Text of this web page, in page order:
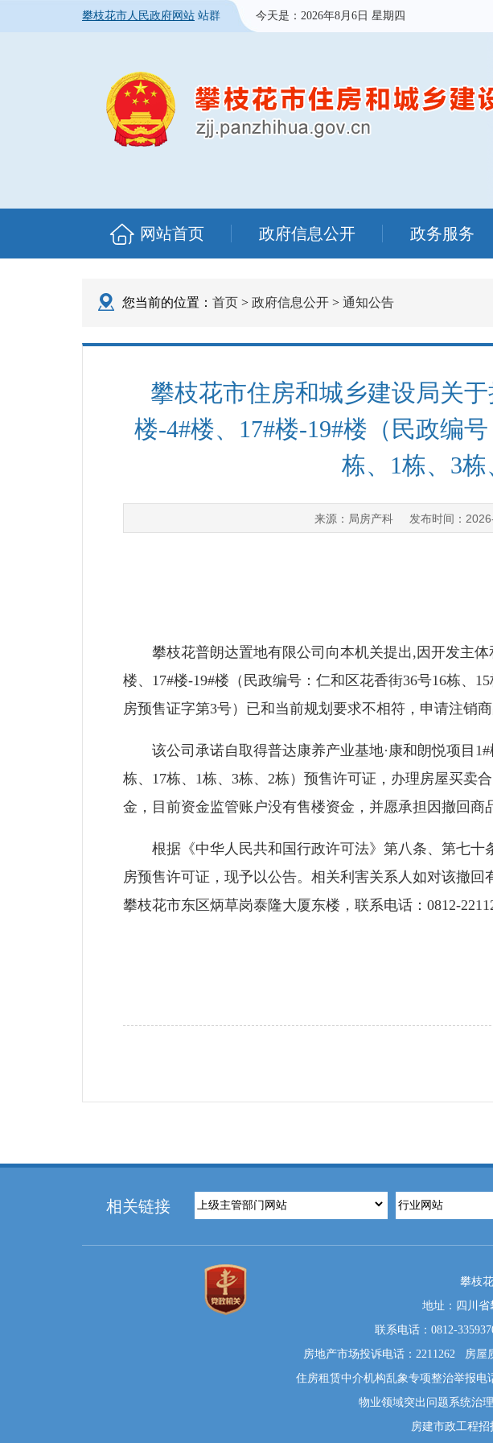
攀枝花市人民政府网站 站群 今天是： 2026年8月6日 星期四
网站首页 政府信息公开 政务服务
您当前的位置： 首页 > 政府信息公开 > 通知公告
攀枝花市住房和城乡建设局关
楼-4#楼、17#楼-19#楼（民政编
栋、1栋、3
来源： 局房产科发布时间：
攀枝花普朗达置地有限公司向本机关提出,因开发主体
楼、17#楼-19#楼（民政编号：仁和区花香街36号16栋、
房预售证字第3号）已和当前规划要求不相符，申请注销商
该公司承诺自取得普达康养产业基地·康和朗悦项目1#
栋、17栋、1栋、3栋、2栋）预售许可证，办理房屋买卖
金，目前资金监管账户没有售楼资金，并愿承担因撤回商
根据《中华人民共和国行政许可法》第八条、第七十
房预售许可证，现予以公告。相关利害关系人如对该撤回
攀枝花市东区炳草岗泰隆大厦东楼，联系电话：0812-
相关链接
攀枝
地址：四川省
联系电话：0812-
房地产市场投诉电话：2211262 房屋
住房租赁中介机构乱象专项整治举报电
物业领域突出问题系统治
房建市政工程